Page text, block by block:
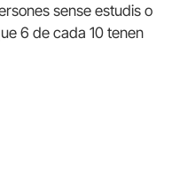
sense estudis o
6 de cada 10 tenen